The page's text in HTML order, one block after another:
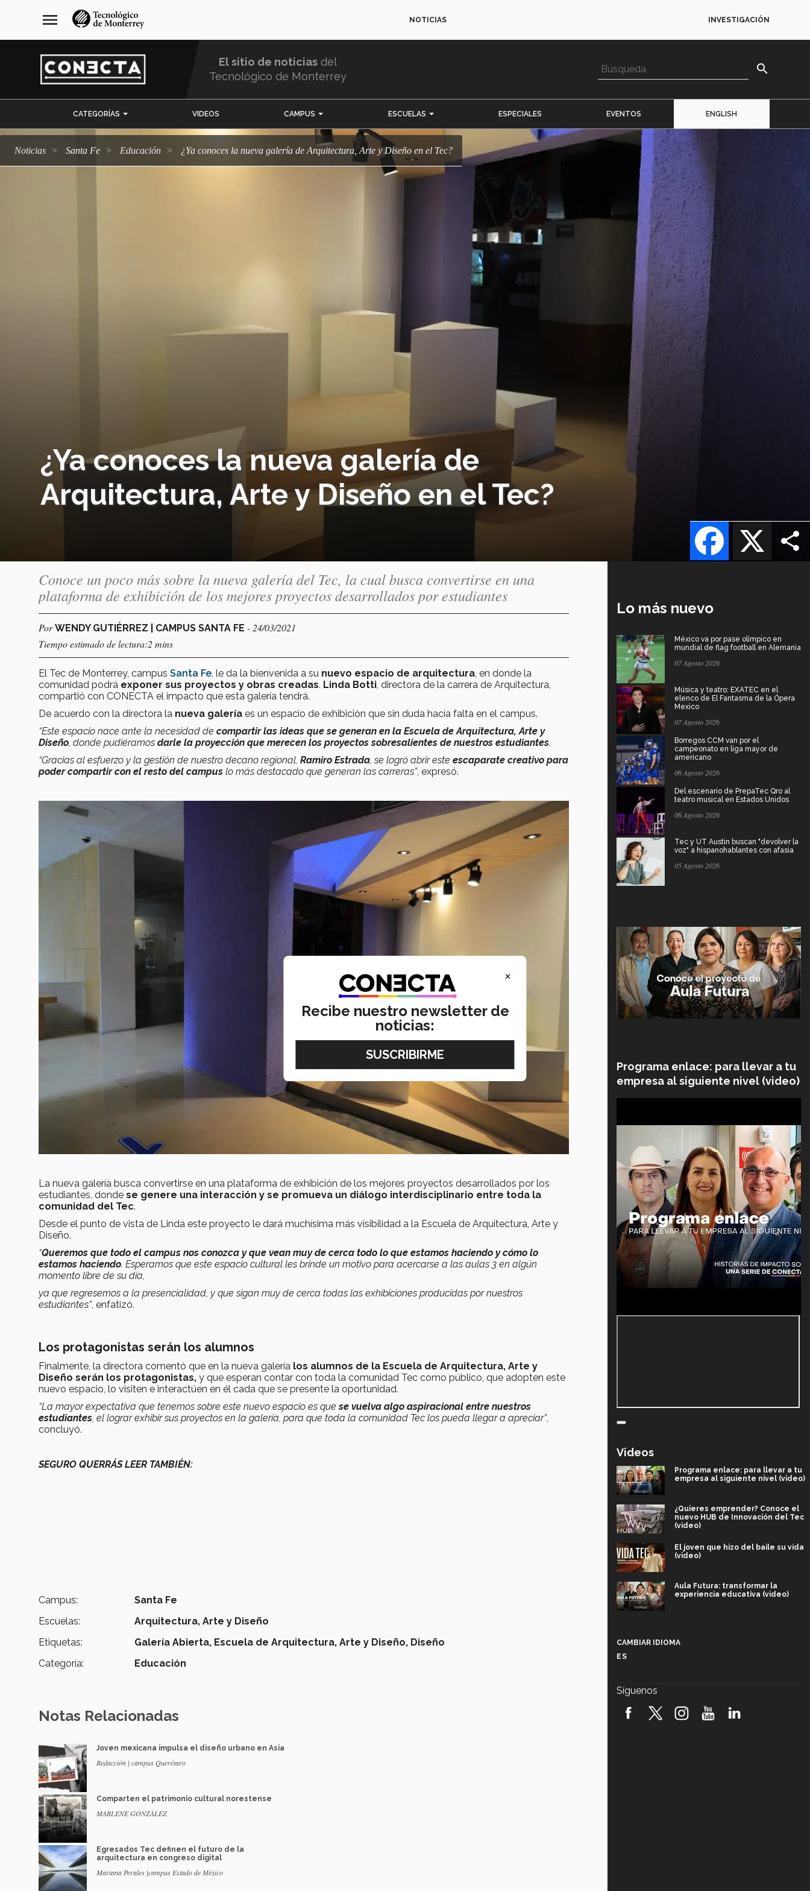
navegación
principal
menu NOTICIAS INVESTIGACIÓN
El sitio de noticias del
Tecnológico de Monterrey
search
CATEGORÍAS VIDEOS CAMPUS ESCUELAS ESPECIALES EVENTOS ENGLISH
Noticias Santa Fe Educación ¿Ya conoces la nueva galería de Arquitectura, Arte y Diseño en el Tec?
¿Ya conoces la nueva galería de
Arquitectura, Arte y Diseño en el Tec?
X
Facebook
Conoce un poco más sobre la nueva galería del Tec, la cual busca convertirse en una
plataforma de exhibición de los mejores proyectos desarrollados por estudiantes
PorWENDY GUTIÉRREZ | CAMPUS SANTA FE - 24/03/2021
Tiempo estimado de lectura:2 mins
El Tec de Monterrey, campus Santa Fe , le da la bienvenida a su nuevo espacio de arquitectura , en donde la
comunidad podrá exponer sus proyectos y obras creadas. Linda Botti , directora de la carrera de Arquitectura,
compartió con CONECTA el impacto que esta galería tendrá.
De acuerdo con la directora la nueva galería es un espacio de exhibición que sin duda hacía falta en el campus.
“Este espacio nace ante la necesidad de compartir las ideas que se generan en la Escuela de Arquitectura, Arte y
Diseño , donde pudiéramos darle la proyección que merecen los proyectos sobresalientes de nuestros estudiantes.
“Gracias al esfuerzo y la gestión de nuestro decano regional, Ramiro Estrada , se logró abrir este escaparate creativo para
poder compartir con el resto del campus lo más destacado que generan las carreras”, expresó.
La nueva galería busca convertirse en una plataforma de exhibición de los mejores proyectos desarrollados por los
estudiantes, donde se genere una interacción y se promueva un diálogo interdisciplinario entre toda la
comunidad del Tec.
Desde el punto de vista de Linda este proyecto le dará muchísima más visibilidad a la Escuela de Arquitectura, Arte y
Diseño.
“Queremos que todo el campus nos conozca y que vean muy de cerca todo lo que estamos haciendo y cómo lo
estamos haciendo. Esperamos que este espacio cultural les brinde un motivo para acercarse a las aulas 3 en algún
momento libre de su día,
ya que regresemos a la presencialidad, y que sigan muy de cerca todas las exhibiciones producidas por nuestros
estudiantes”, enfatizó.
Los protagonistas serán los alumnos
Finalmente, la directora comentó que en la nueva galería los alumnos de la Escuela de Arquitectura, Arte y
Diseño serán los protagonistas, y que esperan contar con toda la comunidad Tec como público, que adopten este
nuevo espacio, lo visiten e interactúen en él cada que se presente la oportunidad.
“La mayor expectativa que tenemos sobre este nuevo espacio es quese vuelva algo aspiracional entre nuestros
estudiantes, el lograr exhibir sus proyectos en la galería, para que toda la comunidad Tec los pueda llegar a apreciar”,
concluyó.
SEGURO QUERRÁS LEER TAMBIÉN:
Campus:
Santa Fe
Escuelas:
Arquitectura, Arte y Diseño
Etiquetas:
Galería Abierta, Escuela de Arquitectura, Arte y Diseño, Diseño
Categoría:
Educación
Notas Relacionadas
Joven mexicana impulsa el diseño urbano en Asia
Redacción | campus Querétaro
Comparten el patrimonio cultural norestense
MARLENE GONZÁLEZ
Egresados Tec definen el futuro de la
arquitectura en congreso digital
Mariana Perales |campus Estado de México
Lo más nuevo
México va por pase olímpico en
mundial de flag football en Alemania
07 Agosto 2026
Música y teatro: EXATEC en el
elenco de El Fantasma de la Ópera
Mexico
07 Agosto 2026
Borregos CCM van por el
campeonato en liga mayor de
americano
06 Agosto 2026
Del escenario de PrepaTec Qro al
teatro musical en Estados Unidos
06 Agosto 2026
Tec y UT Austin buscan "devolver la
voz" a hispanohablantes con afasia
05 Agosto 2026
Programa enlace: para llevar a tu
empresa al siguiente nivel (video)
Videos
Programa enlace: para llevar a tu
empresa al siguiente nivel (video)
¿Quieres emprender? Conoce el
nuevo HUB de Innovación del Tec
(video)
El joven que hizo del baile su vida
(video)
Aula Futura: transformar la
experiencia educativa (video)
robótica FIRST 2026! (video)
CAMBIAR IDIOMA
ES
Síguenos
×
Recibe nuestro newsletter de
noticias: